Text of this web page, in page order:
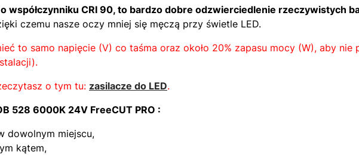
o współczynniku CRI 90, to bardzo dobre odzwierciedlenie rzeczywistych
czemu nasze oczy mniej się męczą przy świetle LED.
to samo napięcie (V) co taśma oraz około 20% zapasu mocy (W), aby nie
o tym tu: zasilacze do LED.
528 6000K 24V FreeCUT PRO :
dowolnym miejscu,
kątem,